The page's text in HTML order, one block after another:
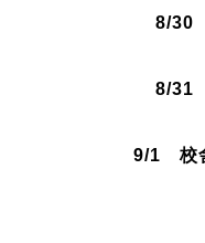
8/30
8/31
9/1 校